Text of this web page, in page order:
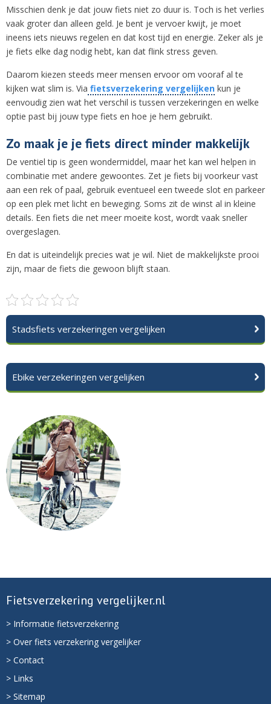
Misschien denk je dat jouw fiets niet zo duur is. Toch is het verlies
vaak groter dan alleen geld. Je bent je vervoer kwijt, je moet
ineens iets nieuws regelen en dat kost tijd en energie. Zeker als je
je fiets elke dag nodig hebt, kan dat flink stress geven.
Daarom kiezen steeds meer mensen ervoor om vooraf al te
kijken wat slim is. Via fietsverzekering vergelijken kun je
eenvoudig zien wat het verschil is tussen verzekeringen en welke
optie past bij jouw type fiets en hoe je hem gebruikt.
Zo maak je je fiets direct minder makkelijk
De ventiel tip is geen wondermiddel, maar het kan wel helpen in
combinatie met andere gewoontes. Zet je fiets bij voorkeur vast
aan een rek of paal, gebruik eventueel een tweede slot en parkeer
op een plek met licht en beweging. Soms zit de winst al in kleine
details. Een fiets die net meer moeite kost, wordt vaak sneller
overgeslagen.
En dat is uiteindelijk precies wat je wil. Niet de makkelijkste prooi
zijn, maar de fiets die gewoon blijft staan.
Stadsfiets verzekeringen vergelijken
Ebike verzekeringen vergelijken
Fietsverzekering vergelijker.nl
> Informatie fietsverzekering
> Over fiets verzekering vergelijker
> Contact
> Links
> Sitemap